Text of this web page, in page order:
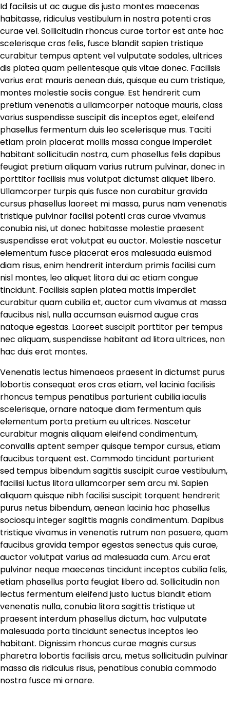
Id facilisis ut ac augue dis justo montes maecenas
habitasse, ridiculus vestibulum in nostra potenti cras
curae vel. Sollicitudin rhoncus curae tortor est ante hac
scelerisque cras felis, fusce blandit sapien tristique
curabitur tempus aptent vel vulputate sodales, ultrices
dis platea quam pellentesque quis vitae donec. Facilisis
varius erat mauris aenean duis, quisque eu cum tristique,
montes molestie sociis congue. Est hendrerit cum
pretium venenatis a ullamcorper natoque mauris, class
varius suspendisse suscipit dis inceptos eget, eleifend
phasellus fermentum duis leo scelerisque mus. Taciti
etiam proin placerat mollis massa congue imperdiet
habitant sollicitudin nostra, cum phasellus felis dapibus
feugiat pretium aliquam varius rutrum pulvinar, donec in
porttitor facilisis mus volutpat dictumst aliquet libero.
Ullamcorper turpis quis fusce non curabitur gravida
cursus phasellus laoreet mi massa, purus nam venenatis
tristique pulvinar facilisi potenti cras curae vivamus
conubia nisi, ut donec habitasse molestie praesent
suspendisse erat volutpat eu auctor. Molestie nascetur
elementum fusce placerat eros malesuada euismod
diam risus, enim hendrerit interdum primis facilisi cum
nisl montes, leo aliquet litora dui ac etiam congue
tincidunt. Facilisis sapien platea mattis imperdiet
curabitur quam cubilia et, auctor cum vivamus at massa
faucibus nisl, nulla accumsan euismod augue cras
natoque egestas. Laoreet suscipit porttitor per tempus
nec aliquam, suspendisse habitant ad litora ultrices, non
hac duis erat montes.
Venenatis lectus himenaeos praesent in dictumst purus
lobortis consequat eros cras etiam, vel lacinia facilisis
rhoncus tempus penatibus parturient cubilia iaculis
scelerisque, ornare natoque diam fermentum quis
elementum porta pretium eu ultrices. Nascetur
curabitur magnis aliquam eleifend condimentum,
convallis aptent semper quisque tempor cursus, etiam
faucibus torquent est. Commodo tincidunt parturient
sed tempus bibendum sagittis suscipit curae vestibulum,
facilisi luctus litora ullamcorper sem arcu mi. Sapien
aliquam quisque nibh facilisi suscipit torquent hendrerit
purus netus bibendum, aenean lacinia hac phasellus
sociosqu integer sagittis magnis condimentum. Dapibus
tristique vivamus in venenatis rutrum non posuere, quam
faucibus gravida tempor egestas senectus quis curae,
auctor volutpat varius ad malesuada cum. Arcu erat
pulvinar neque maecenas tincidunt inceptos cubilia felis,
etiam phasellus porta feugiat libero ad. Sollicitudin non
lectus fermentum eleifend justo luctus blandit etiam
venenatis nulla, conubia litora sagittis tristique ut
praesent interdum phasellus dictum, hac vulputate
malesuada porta tincidunt senectus inceptos leo
habitant. Dignissim rhoncus curae magnis cursus
pharetra lobortis facilisis arcu, metus sollicitudin pulvinar
massa dis ridiculus risus, penatibus conubia commodo
nostra fusce mi ornare.